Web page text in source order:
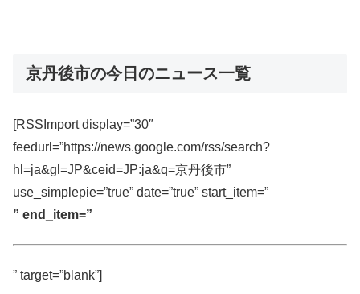
京丹後市の今日のニュース一覧
[RSSImport display=”30″
feedurl=”https://news.google.com/rss/search?
hl=ja&gl=JP&ceid=JP:ja&q=京丹後市”
use_simplepie=”true” date=”true” start_item=”
” end_item=”
” target=”blank”]